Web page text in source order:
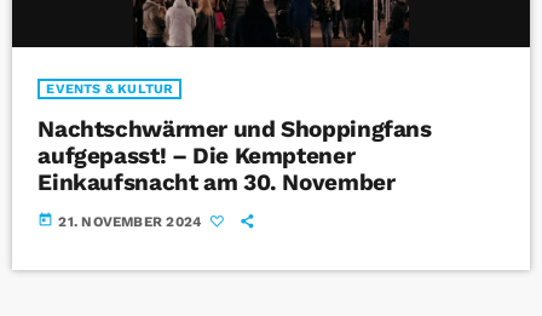
EVENTS & KULTUR
Nachtschwärmer und Shoppingfans
aufgepasst! – Die Kemptener
Einkaufsnacht am 30. November
today 21. NOVEMBER 2024